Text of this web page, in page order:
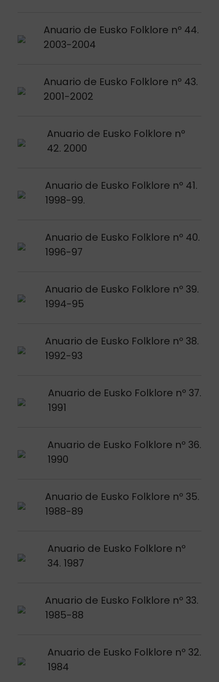
Anuario de Eusko Folklore nº 44.
2003-2004
Argitalpena ikusi
Anuario de Eusko Folklore nº 43.
2001-2002
Argitalpena ikusi
Anuario de Eusko Folklore nº
42. 2000
Argitalpena ikusi
Anuario de Eusko Folklore nº 41.
1998-99.
Argitalpena ikusi
Anuario de Eusko Folklore nº 40.
1996-97
Argitalpena ikusi
Anuario de Eusko Folklore nº 39.
1994-95
Argitalpena ikusi
Anuario de Eusko Folklore nº 38.
1992-93
Argitalpena ikusi
Anuario de Eusko Folklore nº 37.
1991
Argitalpena ikusi
Anuario de Eusko Folklore nº 36.
1990
Argitalpena ikusi
Anuario de Eusko Folklore nº 35.
1988-89
Argitalpena ikusi
Anuario de Eusko Folklore nº
34. 1987
Argitalpena ikusi
Anuario de Eusko Folklore nº 33.
1985-88
Argitalpena ikusi
Anuario de Eusko Folklore nº 32.
1984
Argitalpena ikusi